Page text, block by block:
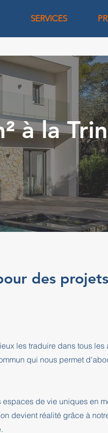
SERVICES
à la
des
les traduire dans tous les
qui nous permet
de vie uniques en
devient réalité grâce à